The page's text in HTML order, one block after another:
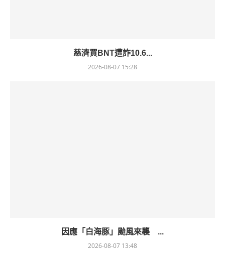
慈濟買BNT遭詐10.6...
2026-08-07 15:28
因應「白海豚」颱風來襲 ...
2026-08-07 13:48